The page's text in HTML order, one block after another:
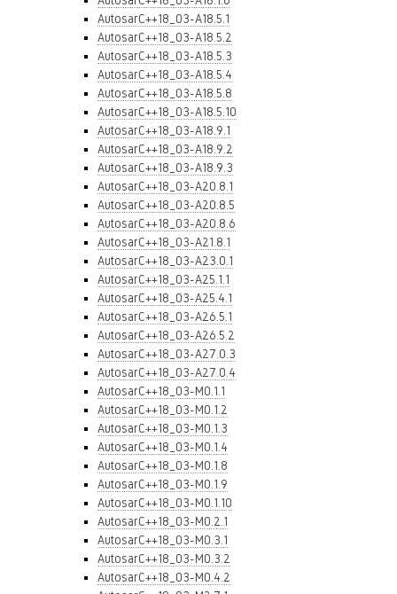
AutosarC++18_03-A18.5.1
AutosarC++18_03-A18.5.2
AutosarC++18_03-A18.5.3
AutosarC++18_03-A18.5.4
AutosarC++18_03-A18.5.8
AutosarC++18_03-A18.5.10
AutosarC++18_03-A18.9.1
AutosarC++18_03-A18.9.2
AutosarC++18_03-A18.9.3
AutosarC++18_03-A20.8.1
AutosarC++18_03-A20.8.5
AutosarC++18_03-A20.8.6
AutosarC++18_03-A21.8.1
AutosarC++18_03-A23.0.1
AutosarC++18_03-A25.1.1
AutosarC++18_03-A25.4.1
AutosarC++18_03-A26.5.1
AutosarC++18_03-A26.5.2
AutosarC++18_03-A27.0.3
AutosarC++18_03-A27.0.4
AutosarC++18_03-M0.1.1
AutosarC++18_03-M0.1.2
AutosarC++18_03-M0.1.3
AutosarC++18_03-M0.1.4
AutosarC++18_03-M0.1.8
AutosarC++18_03-M0.1.9
AutosarC++18_03-M0.1.10
AutosarC++18_03-M0.2.1
AutosarC++18_03-M0.3.1
AutosarC++18_03-M0.3.2
AutosarC++18_03-M0.4.2